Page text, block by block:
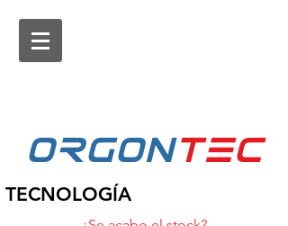
ORGONtEc
TECNOLOGÍA